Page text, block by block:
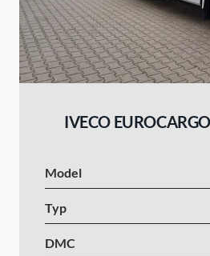
IVECO
Model
Typ
DMC